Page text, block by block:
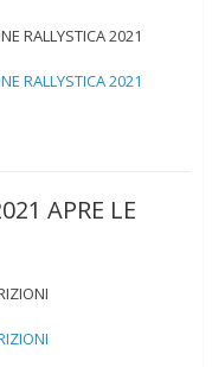
RALLYSTICA 2021
RALLYSTICA 2021
APRE LE